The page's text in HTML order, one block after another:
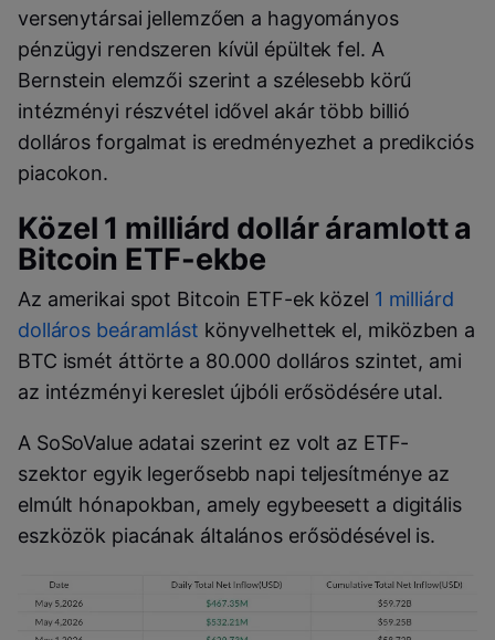
versenytársai jellemzően a hagyományos
pénzügyi rendszeren kívül épültek fel. A
Bernstein elemzői szerint a szélesebb körű
intézményi részvétel idővel akár több billió
dolláros forgalmat is eredményezhet a predikciós
piacokon.
Közel 1 milliárd dollár áramlott a
Bitcoin ETF-ekbe
Az amerikai spot Bitcoin ETF-ek közel 1 milliárd
dolláros beáramlást könyvelhettek el, miközben a
BTC ismét áttörte a 80.000 dolláros szintet, ami
az intézményi kereslet újbóli erősödésére utal.
A SoSoValue adatai szerint ez volt az ETF-
szektor egyik legerősebb napi teljesítménye az
elmúlt hónapokban, amely egybeesett a digitális
eszközök piacának általános erősödésével is.